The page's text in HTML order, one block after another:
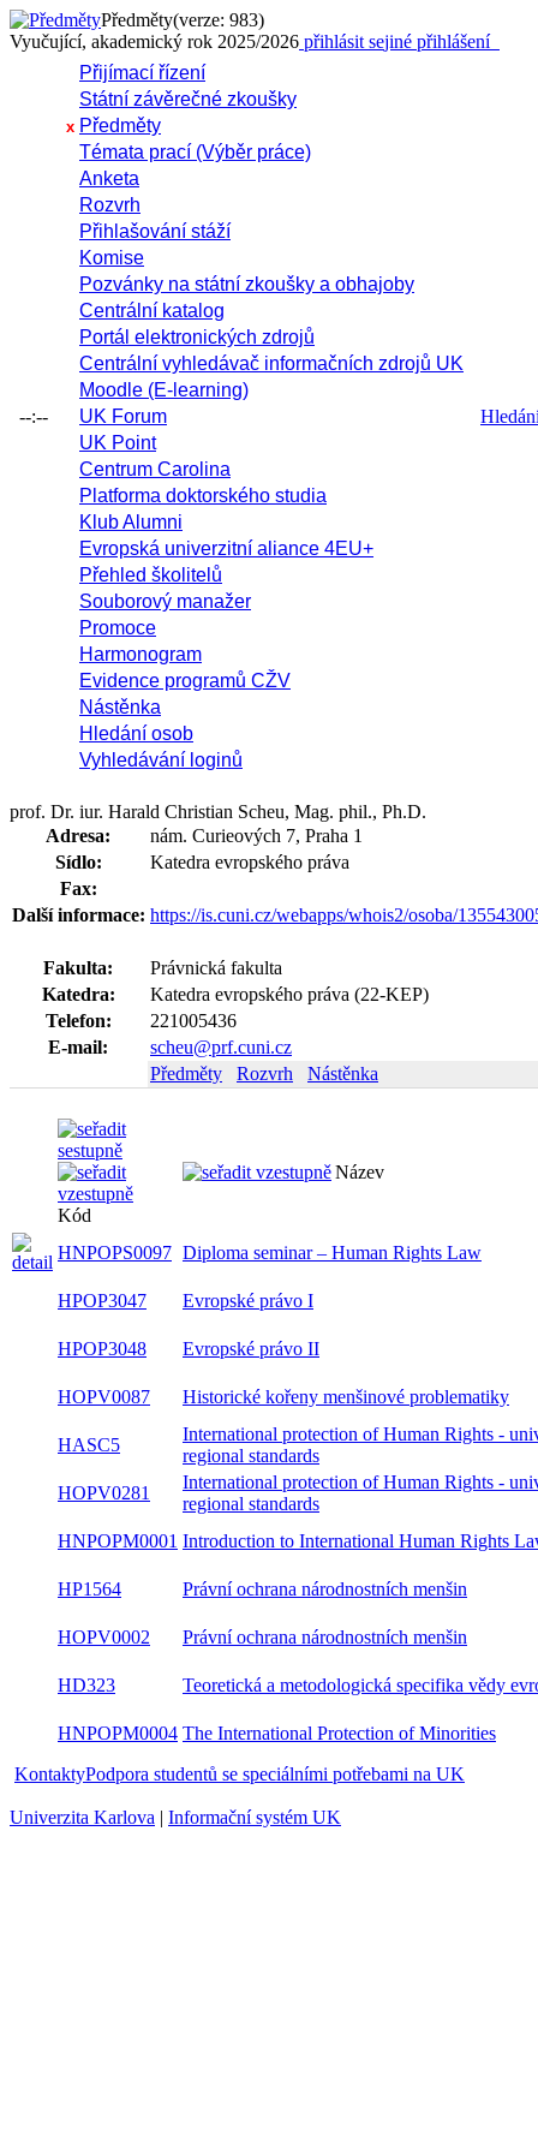
Předměty(verze: 983)
Vyučující, akademický rok 2025/2026 přihlásit sejiné přihlášení
--:--
Přijímací řízení
Státní závěrečné zkoušky
x Předměty
Témata prací (Výběr práce)
Anketa
Rozvrh
Přihlašování stáží
Komise
Pozvánky na státní zkoušky a obhajoby
Centrální katalog
Portál elektronických zdrojů
Centrální vyhledávač informačních zdrojů UK
Moodle (E-learning)
UK Forum
UK Point
Centrum Carolina
Platforma doktorského studia
Klub Alumni
Evropská univerzitní aliance 4EU+
Přehled školitelů
Souborový manažer
Promoce
Harmonogram
Evidence programů CŽV
Nástěnka
Hledání osob
Vyhledávání loginů
prof. Dr. iur. Harald Christian Scheu, Mag. phil., Ph.D.
Adresa:
nám. Curieových 7, Praha 1
Sídlo:
Katedra evropského práva
Fax:
Další informace: https://is.cuni.cz/webapps/whois2/osoba/
Fakulta:
Právnická fakulta
Katedra:
Katedra evropského práva (22-KEP)
Telefon:
221005436
E-mail:
scheu@prf.cuni.cz
Předměty
Rozvrh Nástěnka
Kód
Název
HNPOPS0097 Diploma seminar – Human Rights Law
HPOP3047 Evropské právo I
HPOP3048 Evropské právo II
HOPV0087 Historické kořeny menšinové problematiky
HASC5
International protection of Human Rights -
and regional standards
HOPV0281
International protection of Human Rights -
and regional standards
HNPOPM0001 Introduction to International Human Rights
HP1564 Právní ochrana národnostních menšin
HOPV0002 Právní ochrana národnostních menšin
HD323
Teoretická a metodologická specifika vědy
evropského práva
HNPOPM0004 The International Protection of Minorities
KontaktyPodpora studentů se speciálními potřebami na UK
Univerzita Karlova | Informační systém UK